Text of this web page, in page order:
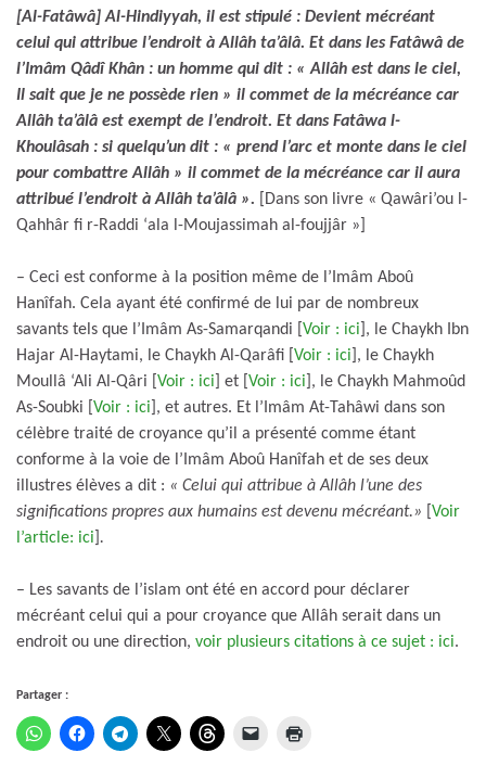
[Al-Fatâwâ] Al-Hindiyyah, il est stipulé : Devient mécréant
celui qui attribue l’endroit à Allâh ta’âlâ. Et dans les Fatâwâ de
l’Imâm Qâdî Khân : un homme qui dit : « Allâh est dans le ciel,
Il sait que je ne possède rien » il commet de la mécréance car
Allâh ta’âlâ est exempt de l’endroit. Et dans Fatâwa l-
Khoulâsah : si quelqu’un dit : « prend l’arc et monte dans le ciel
pour combattre Allâh » il commet de la mécréance car il aura
attribué l’endroit à Allâh ta’âlâ ».
[Dans son livre « Qawâri’ou l-
Qahhâr fi r-Raddi ‘ala l-Moujassimah al-foujjâr »]
– Ceci est conforme à la position même de l’Imâm Aboû
Hanîfah. Cela ayant été confirmé de lui par de nombreux
savants tels que l’Imâm As-Samarqandi [ Voir : ici ], le Chaykh Ibn
Hajar Al-Haytami, le Chaykh Al-Qarâfi [ Voir : ici ], le Chaykh
Moullâ ‘Ali Al-Qâri [ Voir : ici ] et [ Voir : ici ], le Chaykh Mahmoûd
As-Soubki [ Voir : ici ], et autres. Et l’Imâm At-Tahâwi dans son
célèbre traité de croyance qu’il a présenté comme étant
conforme à la voie de l’Imâm Aboû Hanîfah et de ses deux
illustres élèves a dit : « Celui qui attribue à Allâh l’une des
significations propres aux humains est devenu mécréant.»
Voir
l’article: ici .
– Les savants de l’islam ont été en accord pour déclarer
mécréant celui qui a pour croyance que Allâh serait dans un
endroit ou une direction, voir plusieurs citations à ce sujet : ici.
Partager :